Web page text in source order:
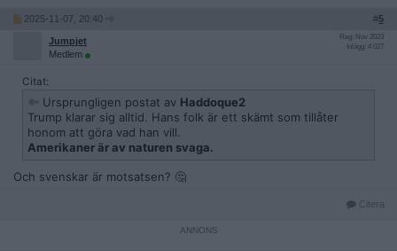
2025-11-07, 20:40 #5
Jumpjet
Medlem
Reg: Nov 2023
Inlägg: 4 027
Citat:
Ursprungligen postat av Haddoque2
Trump klarar sig alltid. Hans folk är ett skämt som tillåter
honom att göra vad han vill.
Amerikaner är av naturen svaga.
Och svenskar är motsatsen? 🤔
Citera